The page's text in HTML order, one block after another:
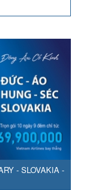
- SLOVAKIA -